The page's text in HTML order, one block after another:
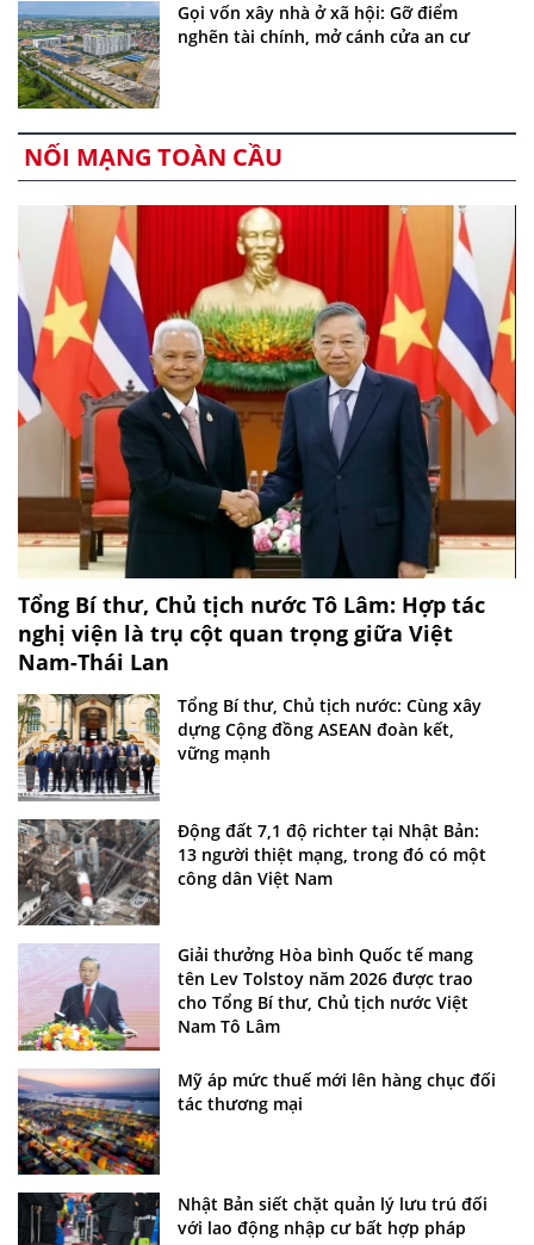
Gọi vốn xây nhà ở xã hội: Gỡ điểm
nghẽn tài chính, mở cánh cửa an cư
NỐI MẠNG TOÀN CẦU
Tổng Bí thư, Chủ tịch nước Tô Lâm: Hợp tác
nghị viện là trụ cột quan trọng giữa Việt
Nam-Thái Lan
Tổng Bí thư, Chủ tịch nước: Cùng xây
dựng Cộng đồng ASEAN đoàn kết,
vững mạnh
Động đất 7,1 độ richter tại Nhật Bản:
13 người thiệt mạng, trong đó có một
công dân Việt Nam
Giải thưởng Hòa bình Quốc tế mang
tên Lev Tolstoy năm 2026 được trao
cho Tổng Bí thư, Chủ tịch nước Việt
Nam Tô Lâm
Mỹ áp mức thuế mới lên hàng chục đối
tác thương mại
Nhật Bản siết chặt quản lý lưu trú đối
với lao động nhập cư bất hợp pháp